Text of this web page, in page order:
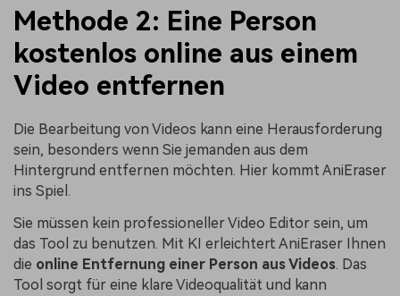
Methode 2: Eine Person
kostenlos online aus einem
Video entfernen
Die Bearbeitung von Videos kann eine Herausforderung
sein, besonders wenn Sie jemanden aus dem
Hintergrund entfernen möchten. Hier kommt AniEraser
ins Spiel.
Sie müssen kein professioneller Video Editor sein, um
das Tool zu benutzen. Mit KI erleichtert AniEraser Ihnen
die online Entfernung einer Person aus Videos. Das
Tool sorgt für eine klare Videoqualität und kann